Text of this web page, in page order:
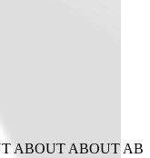
ABOUT ABOUT